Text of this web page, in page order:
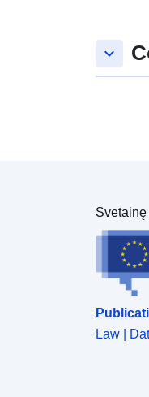
keyboard_arrow_down
Law |